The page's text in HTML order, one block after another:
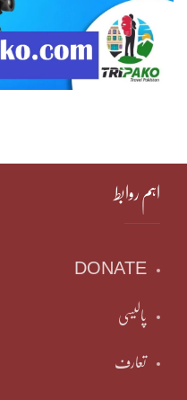
اہم روابط
DONATE
پالیسی
تعارف